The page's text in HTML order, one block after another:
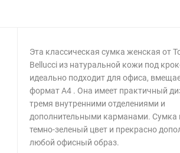
Эта классическая сумка женская от
Bellucci из натуральной кожи под
идеально подходит для офиса,
формат А4 . Она имеет практичный
тремя внутренними отделениями и
дополнительными карманами. Сумка
темно-зеленый цвет и прекрасно
любой офисный образ.